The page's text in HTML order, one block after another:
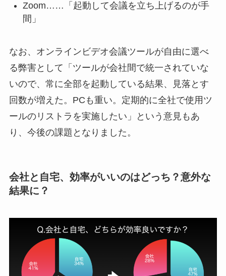
Zoom……「起動して会議を立ち上げるのが手
間」
なお、オンラインビデオ会議ツールが自由に選べ
る弊害として「ツールが会社間で統一されていな
いので、常に全部を起動している結果、見落とす
回数が増えた。PCも重い。定期的に全社で使用ツ
ールのリストラを実施したい」という意見もあ
り、今後の課題となりました。
会社と自宅、効率がいいのはどっち？意外な
結果に？